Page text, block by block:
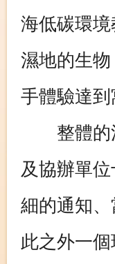
海低碳環
濕地的生
手體驗達到
整體的
及協辦單
細的通知
此之外一